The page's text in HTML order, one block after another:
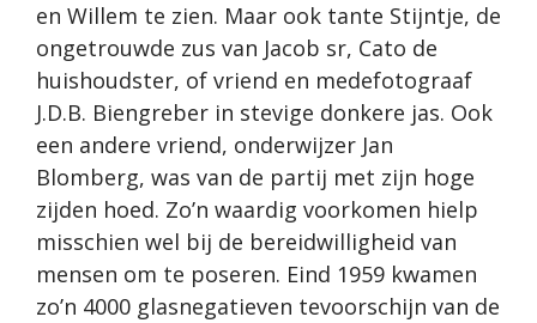
en Willem te zien. Maar ook tante Stijntje, de
ongetrouwde zus van Jacob sr, Cato de
huishoudster, of vriend en medefotograaf
J.D.B. Biengreber in stevige donkere jas. Ook
een andere vriend, onderwijzer Jan
Blomberg, was van de partij met zijn hoge
zijden hoed. Zo’n waardig voorkomen hielp
misschien wel bij de bereidwilligheid van
mensen om te poseren. Eind 1959 kwamen
zo’n 4000 glasnegatieven tevoorschijn van de